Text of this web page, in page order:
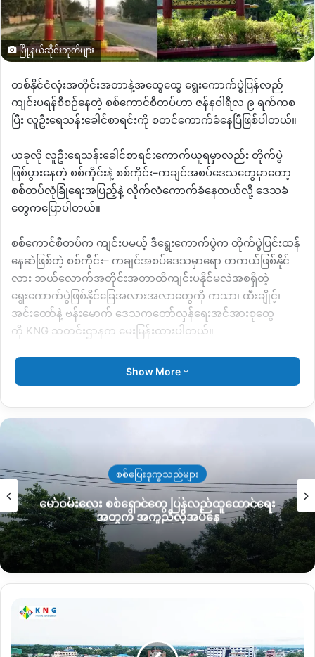
မြို့နယ်ဆိုင်းဘုတ်များ
တစ်နိုင်ငံလုံးအတိုင်းအတာနဲ့အထွေထွေ ရွေးကောက်ပွဲပြန်လည်
ကျင်းပရန်စီစဉ်နေတဲ့ စစ်ကောင်စီတပ်ဟာ ဇန်နဝါရီလ ၉ ရက်ကစ
ပြီး လူဦးရေသန်း‌ခေါင်စာရင်းကို စတင်‌ကောက်ခံ‌နေပြီဖြစ်ပါတယ်။
ယခုလို လူဦးရေသန်း‌ခေါင်စာရင်းကောက်ယူရမှာလည်း တိုက်ပွဲ
ဖြစ်ပွားနေတဲ့ စစ်ကိုင်းနဲ့ စစ်ကိုင်း–ကချင်အစပ်ဒေသတွေမှာတော့
စစ်တပ်လုံခြုံရေးအပြည့်နဲ့ လိုက်လံကောက်ခံနေတယ်လို့ ဒေသခံ
တွေကပြောပါတယ်။
စစ်ကောင်စီတပ်က ကျင်းပမယ့် ဒီရွေးကောက်ပွဲက တိုက်ပွဲပြင်းထန်
နေဆဲဖြစ်တဲ့ စစ်ကိုင်း– ကချင်အစပ်ဒေသမှာရော တကယ်ဖြစ်နိုင်
လား ဘယ်လောက်အတိုင်းအတာထိကျင်းပနိုင်မလဲအစရှိတဲ့
ရွေးကောက်ပွဲဖြစ်နိုင်‌ခြေအလားအလာ‌တွေကို ကသာ၊ ထီးချိုင့်၊
အင်းတော်နဲ့ ဗန်းမောက် ဒေသကတော်လှန်ရေးအင်အားစုတွေ
ကို KNG သတင်းဌာနက မေးမြန်းထားပါတယ်။
ဗန်းမောက်မြို့နယ် Banmauk Revolution-BR
ဦး
“ကျနော်တို့ဗန်းမောက်မှာ ရွေးကောက်ပွဲကိုမဖြစ်ဖြစ်တဲ့နည်းနဲ့လုပ်
တိတိကျကျပြောရရင် မြနန္ဒာရပ်ကွက်၊ မြို့မရပ်ကွက်၊ အောင်သာ
ကုန်းရပ်ကွက်အဲ့ဒီရပ်ကွက်တွေလောက်ပဲ သူတို့ကဒီဘက်ရွာဘက်
ကို လာပြီးစာရင်းကောက်နိုင်တဲ့ အနေအထားမရှိဘူး။ ကျနော်တို့ဗန်း
မောက်မှာ ရွာပေါင်း၂၄၄ ရွာရှိတယ်။ ၂၀၀ကျော်လောက်က ကျနော်
တို့ စိုးမိုးထားတဲ့ နယ်မြေတွေဖြစ်နေပြီ အဲ့ဒီရွာတွေမှာလည်း ကျနော်
တို့ဘက်ကနေ ခန့်အပ်ထားတဲ့ အုပ်ချုပ်ရေးမူးတွေလည်းရှိနေပြီ အဲ့
တာကြောင့်မို့ပြည်သူလူထုကလည်း သူတို့ခန့်အပ်ထားတဲ့အုပ်ချုပ်
အမြင်အရ အဖြူနဲ့အမည်းကွဲအောင်လို့တော့ လုပ်နိုင်ရင်လုပ်ပေါ့
ရွေးကောက်ပွဲကို မဖြစ်ဖြစ်တဲ့နည်းနဲ့တားမဲ့အစီအစဥ်တွေရှိပါ
Show More
စစ်ပြေးဒုက္ခသည်များ
မော်ဝမ်းလေး စစ်ရှောင်တွေ ပြန်လည်ထူထောင်ရေး
အတွက် အကူညီလိုအပ်နေ
မြစ်
ကြီး
မြို့